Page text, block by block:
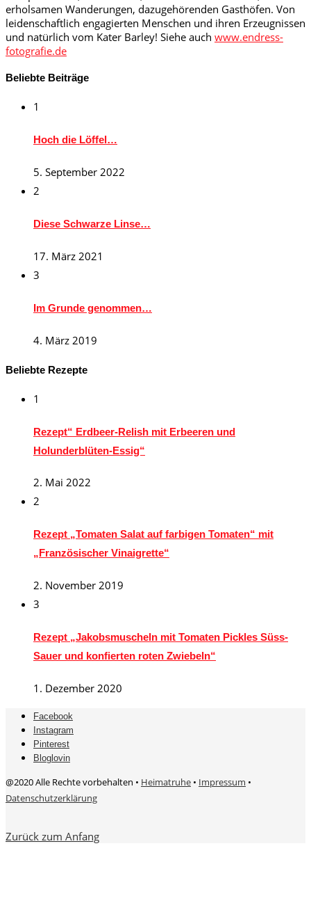
erholsamen Wanderungen, dazugehörenden Gasthöfen. Von
leidenschaftlich engagierten Menschen und ihren Erzeugnissen
und natürlich vom Kater Barley! Siehe auch www.endress-
fotografie.de
Beliebte Beiträge
1
Hoch die Löffel…
5. September 2022
2
Diese Schwarze Linse…
17. März 2021
3
Im Grunde genommen…
4. März 2019
Beliebte Rezepte
1
Rezept“ Erdbeer-Relish mit Erbeeren und
Holunderblüten-Essig“
2. Mai 2022
2
Rezept „Tomaten Salat auf farbigen Tomaten“ mit
„Französischer Vinaigrette“
2. November 2019
3
Rezept „Jakobsmuscheln mit Tomaten Pickles Süss-
Sauer und konfierten roten Zwiebeln“
1. Dezember 2020
Facebook
Instagram
Pinterest
Bloglovin
@2020 Alle Rechte vorbehalten • Heimatruhe • Impressum •
Datenschutzerklärung
Zurück zum Anfang